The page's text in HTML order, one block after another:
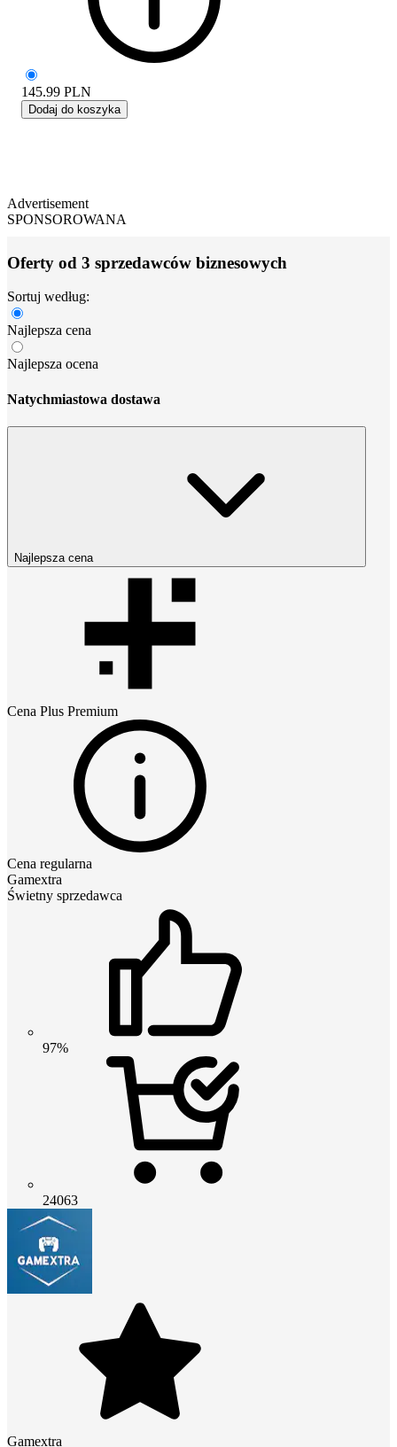
145.99 PLN
Dodaj do koszyka
Advertisement
SPONSOROWANA
Oferty od 3 sprzedawców biznesowych
Sortuj według:
Najlepsza cena
Najlepsza ocena
Natychmiastowa dostawa
Najlepsza cena
Cena Plus Premium
Cena regularna
Gamextra
Świetny sprzedawca
97%
24063
Gamextra